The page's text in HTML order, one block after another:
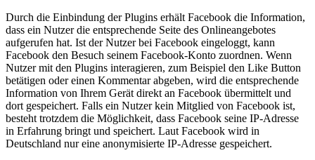
Durch die Einbindung der Plugins erhält Facebook die Information,
dass ein Nutzer die entsprechende Seite des Onlineangebotes
aufgerufen hat. Ist der Nutzer bei Facebook eingeloggt, kann
Facebook den Besuch seinem Facebook-Konto zuordnen. Wenn
Nutzer mit den Plugins interagieren, zum Beispiel den Like Button
betätigen oder einen Kommentar abgeben, wird die entsprechende
Information von Ihrem Gerät direkt an Facebook übermittelt und
dort gespeichert. Falls ein Nutzer kein Mitglied von Facebook ist,
besteht trotzdem die Möglichkeit, dass Facebook seine IP-Adresse
in Erfahrung bringt und speichert. Laut Facebook wird in
Deutschland nur eine anonymisierte IP-Adresse gespeichert.